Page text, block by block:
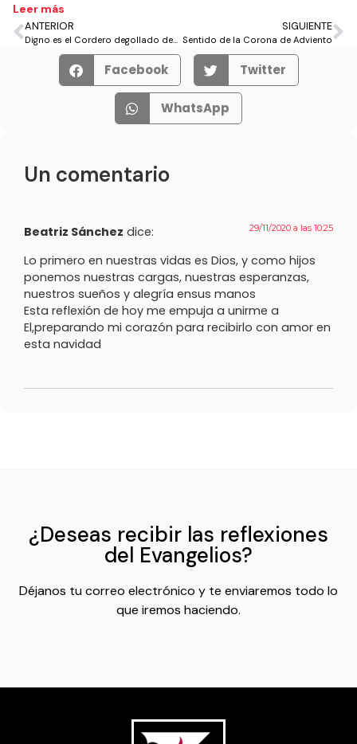
Leer más
ANTERIOR
Digno es el Cordero degollado de recibir el poder y la gloria
SIGUIENTE
Sentido de la Corona de Adviento
Facebook Twitter
WhatsApp
Un comentario
Beatriz Sánchez dice: 29/11/2020 a las 10:25
Lo primero en nuestras vidas es Dios, y como hijos
ponemos nuestras cargas, nuestras esperanzas,
nuestros sueños y alegría ensus manos
Esta reflexión de hoy me empuja a unirme a
El,preparando mi corazón para recibirlo con amor en
esta navidad
¿Deseas recibir las reflexiones
del Evangelios?
Déjanos tu correo electrónico y te enviaremos todo lo
que iremos haciendo.